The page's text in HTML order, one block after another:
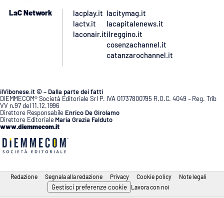
LaC Network
lacplay.it
lactv.it
laconair.it
lacitymag.it
lacapitalenews.it
ilreggino.it
cosenzachannel.it
catanzarochannel.it
ilVibonese.it © – Dalla parte dei fatti
DIEMMECOM® Società Editoriale Srl P. IVA 01737800795 R.O.C. 4049 – Reg. Trib
VV n.97 del 11.12.1996
Direttore Responsabile Enrico De Girolamo
Direttore Editoriale Maria Grazia Falduto
www.diemmecom.it
Redazione Segnala alla redazione Privacy Cookie policy Note legali
Gestisci preferenze cookie Lavora con noi